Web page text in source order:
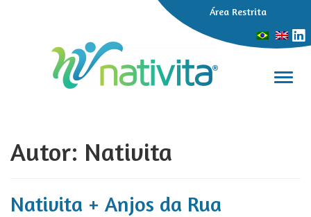
Área Restrita
Autor: Nativita
Nativita + Anjos da Rua